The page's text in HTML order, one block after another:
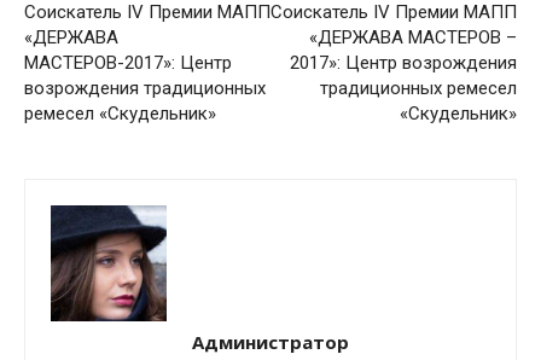
Соискатель IV Премии МАПП
«ДЕРЖАВА
МАСТЕРОВ-2017»: Центр
возрождения традиционных
ремесел «Скудельник»
Соискатель IV Премии МАПП
«ДЕРЖАВА МАСТЕРОВ –
2017»: Центр возрождения
традиционных ремесел
«Скудельник»
Администратор